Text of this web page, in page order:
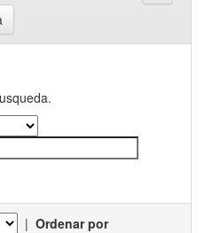
| Ordenar por